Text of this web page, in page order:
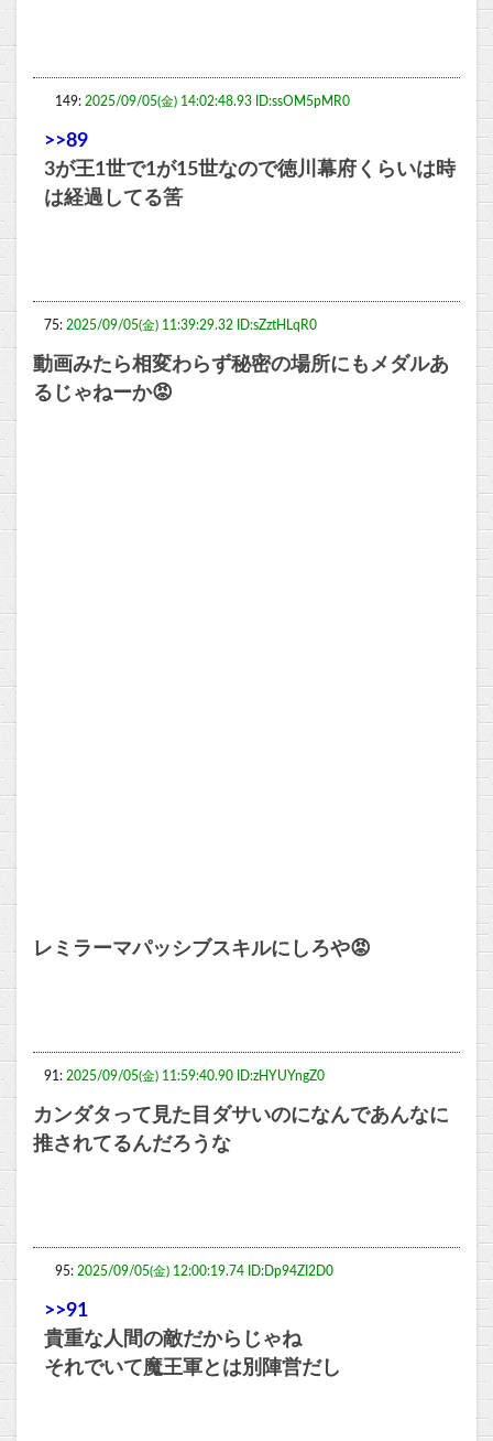
149: 2025/09/05(金) 14:02:48.93 ID:ssOM5pMR0
>>89
3が王1世で1が15世なので徳川幕府くらいは時
は経過してる筈
75: 2025/09/05(金) 11:39:29.32 ID:sZztHLqR0
動画みたら相変わらず秘密の場所にもメダルあ
るじゃねーか😡
レミラーマパッシブスキルにしろや😡
91: 2025/09/05(金) 11:59:40.90 ID:zHYUYngZ0
カンダタって見た目ダサいのになんであんなに
推されてるんだろうな
95: 2025/09/05(金) 12:00:19.74 ID:Dp94ZI2D0
>>91
貴重な人間の敵だからじゃね
それでいて魔王軍とは別陣営だし